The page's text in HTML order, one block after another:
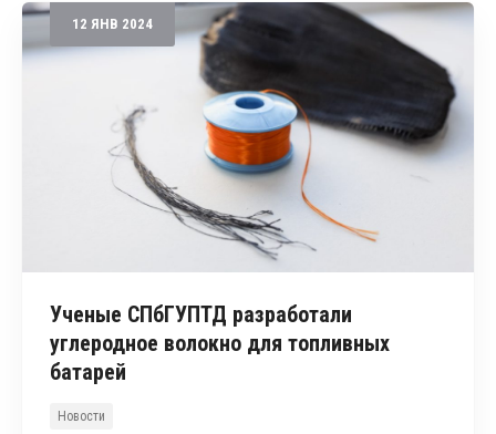
12 ЯНВ 2024
Ученые СПбГУПТД разработали
углеродное волокно для топливных
батарей
Новости